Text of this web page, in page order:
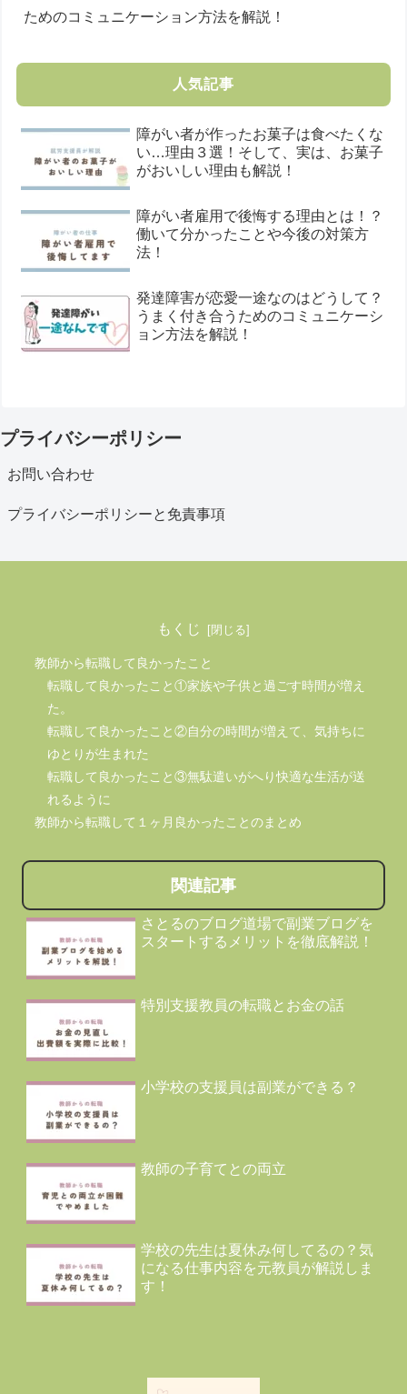
ためのコミュニケーション方法を解説！
人気記事
障がい者が作ったお菓子は食べたくな
い…理由３選！そして、実は、お菓子
がおいしい理由も解説！
障がい者雇用で後悔する理由とは！？
働いて分かったことや今後の対策方
法！
発達障害が恋愛一途なのはどうして？
うまく付き合うためのコミュニケーシ
ョン方法を解説！
プライバシーポリシー
お問い合わせ
プライバシーポリシーと免責事項
もくじ
教師から転職して良かったこと
転職して良かったこと①家族や子供と過ごす時間が増え
た。
転職して良かったこと②自分の時間が増えて、気持ちに
ゆとりが生まれた
転職して良かったこと③無駄遣いがへり快適な生活が送
れるように
教師から転職して１ヶ月良かったことのまとめ
関連記事
さとるのブログ道場で副業ブログを
スタートするメリットを徹底解説！
特別支援教員の転職とお金の話
小学校の支援員は副業ができる？
教師の子育てとの両立
学校の先生は夏休み何してるの？気
になる仕事内容を元教員が解説しま
す！